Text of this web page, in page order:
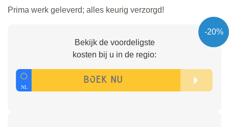
Prima werk geleverd; alles keurig verzorgd!
-20%
Bekijk de voordeligste
kosten bij u in de regio: